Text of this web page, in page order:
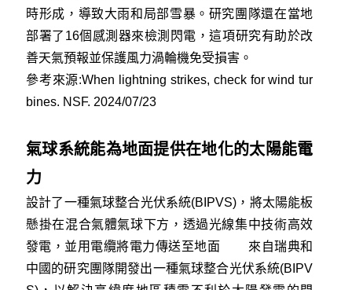
時形成，導致大雨和局部雪暴。研究團隊還在當地
部署了16個感測器來檢測閃電，這項研究有助於改
善天氣預報並保護風力渦輪機免受損害。
參考來源:When lightning strikes, check for wind tur
bines. NSF. 2024/07/23
氣球系統能為地面提供在地化的太陽能電
力
設計了一種氣球整合光伏系統(BIPVS)，將太陽能板
懸掛在混合氣體氣球下方，透過光線集中技術高效
發電，並用電纜將電力傳送至地面 來自瑞典和
中國的研究團隊開發出一種氣球整合光伏系統(BIPV